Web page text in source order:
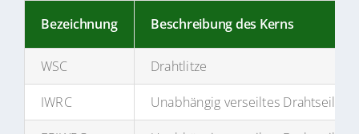
Bezeichnung Beschreibung des Kerns
WSC Drahtlitze
IWRC Unabhängig verseiltes Drahtseil